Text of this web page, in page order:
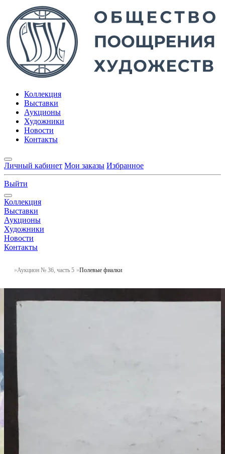
Коллекция
Выставки
Аукционы
Художники
Новости
Контакты
Личный кабинет Мои заказы Избранное
Выйти
Коллекция
Выставки
Аукционы
Художники
Новости
Контакты
Аукцион № 36, часть 5 Полевые фиалки